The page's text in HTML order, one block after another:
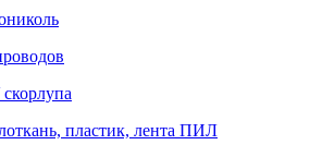
пластик, лента ПИЛ